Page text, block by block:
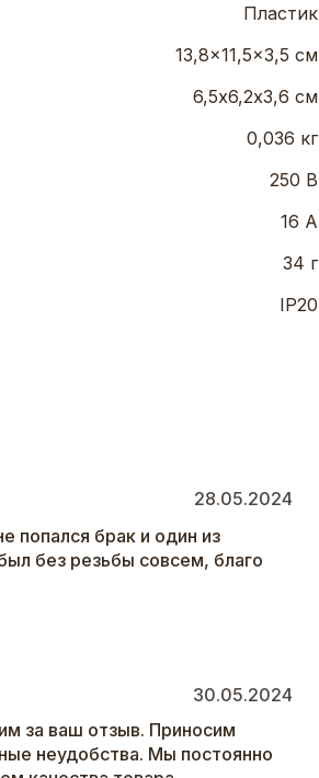
Пластик
13,8x11,5x3,5 см
6,5х6,2х3,6 см
0,036 кг
250 В
16 А
34 г
IP20
28.05.2024
попался брак и один из
без резьбы совсем, благо
30.05.2024
за ваш отзыв. Приносим
неудобства. Мы постоянно